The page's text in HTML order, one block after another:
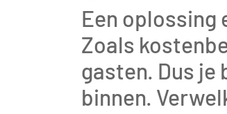
Een oplossing
Zoals
gasten. Dus
binnen.